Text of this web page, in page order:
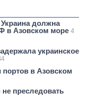
Украина должна
в Азовском море 4
украинское
в Азовском
преследовать